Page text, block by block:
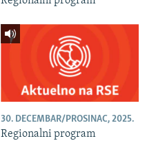
30. DECEMBAR/PROSINAC, 2025.
Regionalni program